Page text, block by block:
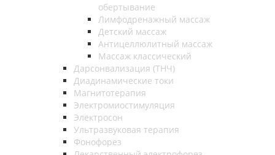
обертывание
Лимфодренажный массаж
Детский массаж
Антицеллюлитный массаж
Массаж классический
Дарсонвализация (ТНЧ)
Диадинамические токи
Магнитотерапия
Электромиостимуляция
Электросон
Ультразвуковая терапия
Фонофорез